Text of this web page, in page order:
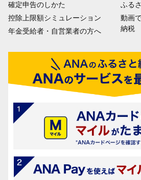
確定申告のしかた
控除上限額シミュレーション
年金受給者・自営業者の方へ
ふる
動画
納税